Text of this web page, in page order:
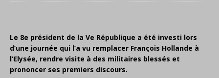
Le 8e président de la Ve République a été investi lors
d’une journée qui l’a vu remplacer François Hollande à
l’Elysée, rendre visite à des militaires blessés et
prononcer ses premiers discours.